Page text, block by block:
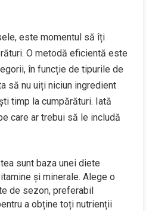
este momentul să îți
O metodă eficientă este
în funcție de tipurile de
să nu uiți niciun ingredient
timp la cumpărături. Iată
care ar trebui să le includă
sunt baza unei diete
și minerale. Alege o
de sezon, preferabil
a obține toți nutrienții